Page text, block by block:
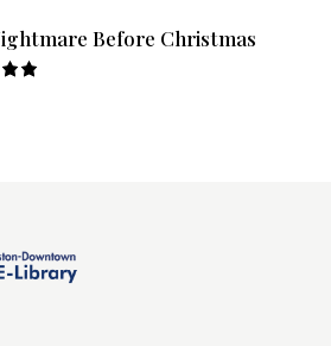
Before Christmas